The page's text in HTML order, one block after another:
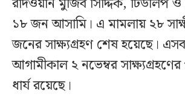
১৮ জন আসামি। এ মামলায় ২৮
জনের সাক্ষ্যগ্রহণ শেষ হয়েছে।
আগামীকাল ২ নভেম্বর সাক্ষ্যগ্রহণের
ধার্য রয়েছে।